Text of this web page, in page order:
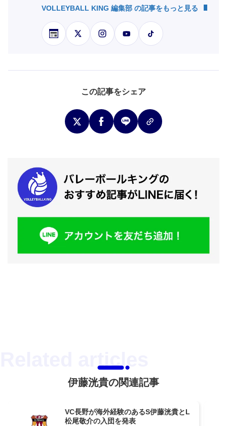
VOLLEYBALL KING 編集部 の記事をもっと見る
この記事をシェア
伊藤洸貴の関連記事
VC長野が海外経験のあるS伊藤洸貴とL
松尾敬介の入団を発表